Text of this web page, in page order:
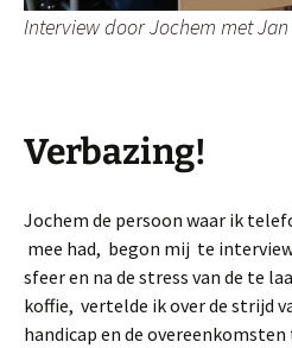
Interview door Jochem met Jan
Verbazing!
Jochem de persoon waar ik
mee had, begon mij te
sfeer en na de stress van de te
koffie, vertelde ik over de strijd
handicap en de